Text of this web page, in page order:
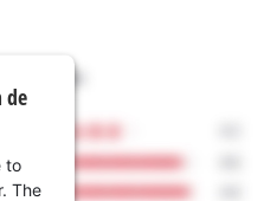
de
to
The